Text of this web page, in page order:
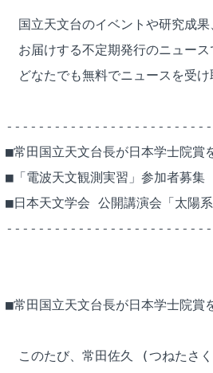
国立天文台のイベントや研究成
お届けする不定期発行のニュース
どなたでも無料でニュースを受け
■常田国立天文台長が日本学士院賞
■「電波天文観測実習」参加者募集
■日本天文学会 公開講演会「太陽系
■常田国立天文台長が日本学士院賞
このたび、常田佐久 (つねたさ